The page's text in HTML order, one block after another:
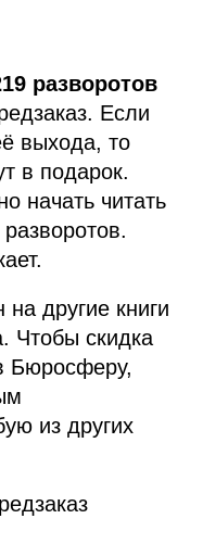
разворотов
Если
выхода, то
в подарок.
начать читать
другие книги
Чтобы скидка
Бюросферу,
из других